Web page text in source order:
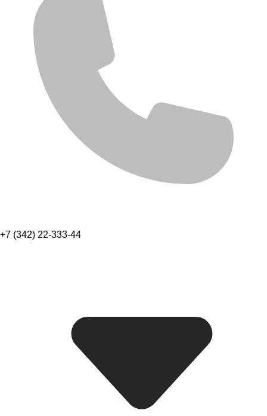
+7 (342) 22-333-44